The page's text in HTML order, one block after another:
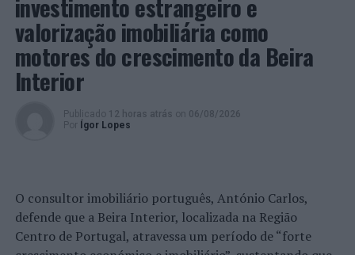
Porto.
“Continuamos o nosso caminho, sempre com máxima
dedicação”, sublinha a capitã Marta Hurst.
Em 2021, a Seleção Nacional fez história na
Silver Leagueao apurar-se para a
Herzegovina (0-3 e 3-1), tendo sido esta última seleção a
vencer a ESL 2021.
investimento estrangeiro e
valorização imobiliária como
motores do crescimento da Beira
Interior
Publicado 12 horas atrás on 06/08/2026
Por
Ígor Lopes
O consultor imobiliário português, António Carlos,
defende que a Beira Interior, localizada na Região
Centro de Portugal, atravessa um período de “forte